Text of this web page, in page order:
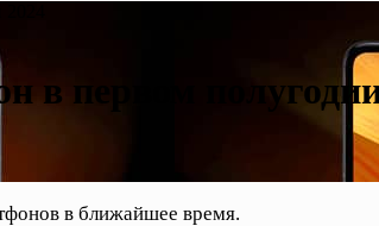
в первом
в ближайшее время.